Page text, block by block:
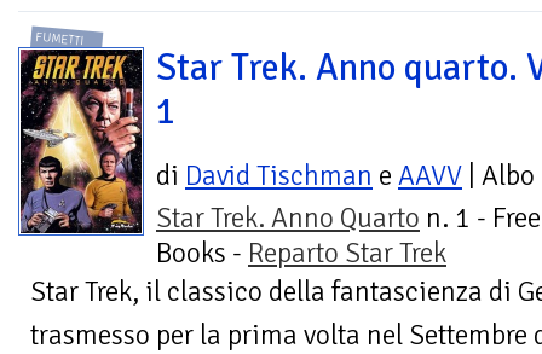
FUMETTI
Star Trek. Anno quarto.
1
di David Tischman e AAVV | Albo
Star Trek. Anno Quarto n. 1 - Free
Books - Reparto Star Trek
Star Trek, il classico della fantascienza di
trasmesso per la prima volta nel